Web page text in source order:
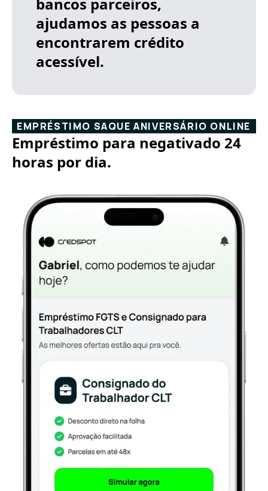
bancos parceiros,
ajudamos as pessoas a
encontrarem crédito
acessível.
EMPRÉSTIMO SAQUE ANIVERSÁRIO ONLINE
Empréstimo para negativado 24
horas por dia.